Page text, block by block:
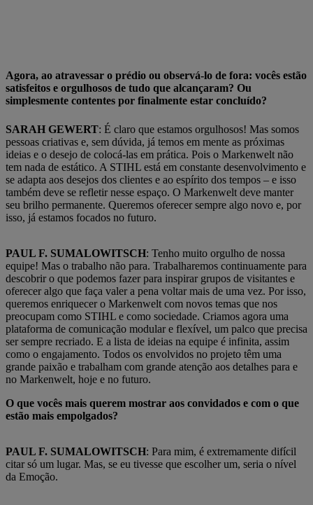
Agora, ao atravessar o prédio ou observá-lo de fora: vocês estão
satisfeitos e orgulhosos de tudo que alcançaram? Ou
simplesmente contentes por finalmente estar concluído?
SARAH GEWERT: É claro que estamos orgulhosos! Mas somos
pessoas criativas e, sem dúvida, já temos em mente as próximas
ideias e o desejo de colocá-las em prática. Pois o Markenwelt não
tem nada de estático. A STIHL está em constante desenvolvimento e
se adapta aos desejos dos clientes e ao espírito dos tempos – e isso
também deve se refletir nesse espaço. O Markenwelt deve manter
seu brilho permanente. Queremos oferecer sempre algo novo e, por
isso, já estamos focados no futuro.
PAUL F. SUMALOWITSCH: Tenho muito orgulho de nossa
equipe! Mas o trabalho não para. Trabalharemos continuamente para
descobrir o que podemos fazer para inspirar grupos de visitantes e
oferecer algo que faça valer a pena voltar mais de uma vez. Por isso,
queremos enriquecer o Markenwelt com novos temas que nos
preocupam como STIHL e como sociedade. Criamos agora uma
plataforma de comunicação modular e flexível, um palco que precisa
ser sempre recriado. E a lista de ideias na equipe é infinita, assim
como o engajamento. Todos os envolvidos no projeto têm uma
grande paixão e trabalham com grande atenção aos detalhes para e
no Markenwelt, hoje e no futuro.
O que vocês mais querem mostrar aos convidados e com o que
estão mais empolgados?
PAUL F. SUMALOWITSCH: Para mim, é extremamente difícil
citar só um lugar. Mas, se eu tivesse que escolher um, seria o nível
da Emoção.